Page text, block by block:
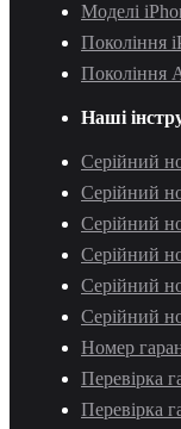
Моделі
Покоління
Покоління
Наші
Серійний
Серійний
Серійний
Серійний
Серійний
Серійний
Номер
Перевірка
Перевірка